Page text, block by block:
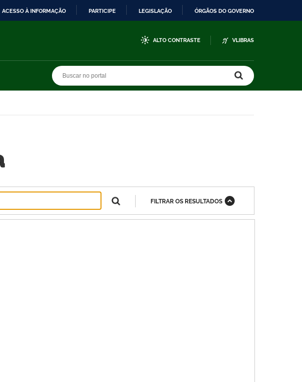
ACESSO À INFORMAÇÃO PARTICIPE LEGISLAÇÃO ÓRGÃOS DO GOVERNO
ALTO CONTRASTE VLIBRAS
FILTRAR OS RESULTADOS